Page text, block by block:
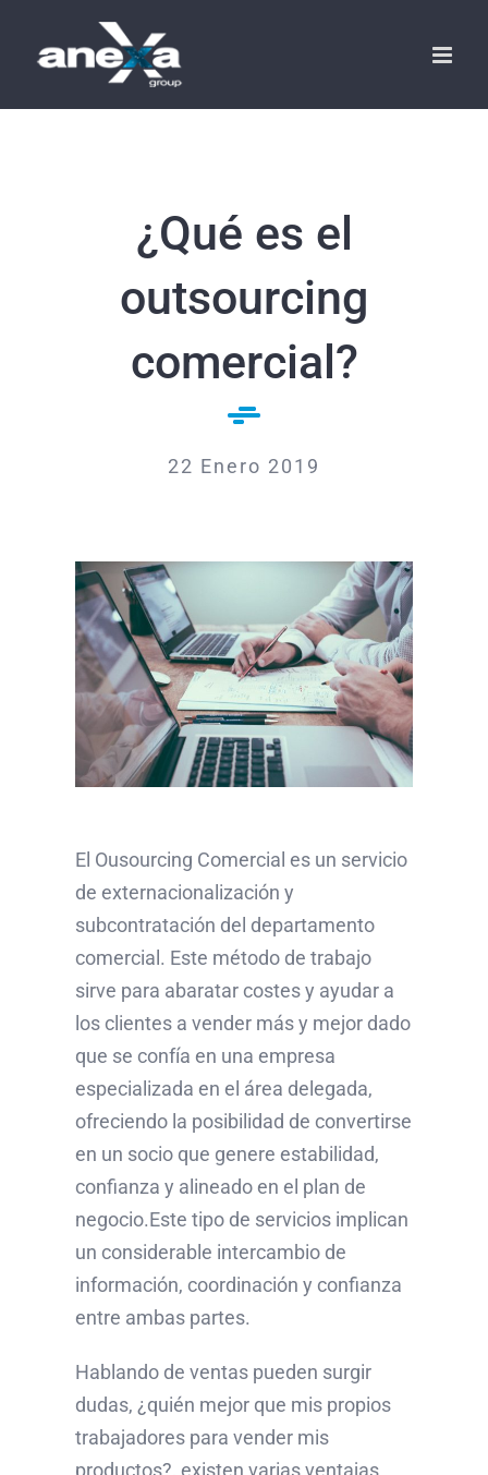
¿Qué es el
outsourcing
comercial?
22 Enero 2019
El Ousourcing Comercial es un servicio
de externacionalización y
subcontratación del departamento
comercial. Este método de trabajo
sirve para abaratar costes y ayudar a
los clientes a vender más y mejor dado
que se confía en una empresa
especializada en el área delegada,
ofreciendo la posibilidad de convertirse
en un socio que genere estabilidad,
confianza y alineado en el plan de
negocio.Este tipo de servicios implican
un considerable intercambio de
información, coordinación y confianza
entre ambas partes.
Hablando de ventas pueden surgir
dudas, ¿quién mejor que mis propios
trabajadores para vender mis